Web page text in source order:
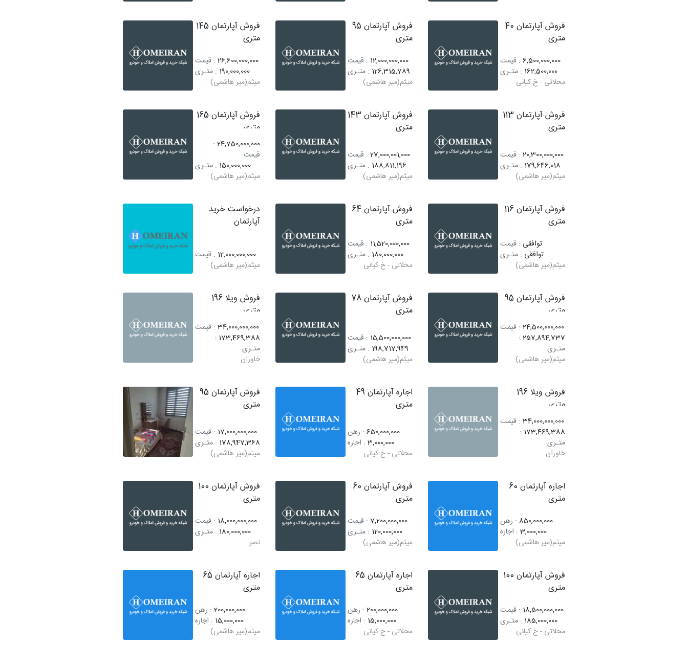
فروش آپارتمان 40
متری
6,500,000,000 : قیمت
162,500,000 : متـری
محلاتی - خ کیانی
فروش آپارتمان 95
متری
12,000,000,000 : قیمت
126,315,789 : متـری
میثم(میر هاشمی)
فروش آپارتمان 145
متری
26,600,000,000 : قیمت
190,000,000 : متـری
میثم(میر هاشمی)
فروش آپارتمان 113
متری
20,300,000,000 : قیمت
179,646,018 : متـری
میثم(میر هاشمی)
فروش آپارتمان 143
متری
27,000,001,000 : قیمت
188,811,196 : متـری
میثم(میر هاشمی)
فروش آپارتمان 165
متری
24,750,000,000
:
قیمت
150,000,000 : متـری
میثم(میر هاشمی)
فروش آپارتمان 116
متری
توافقی : قیمت
توافقی : متـری
میثم(میر هاشمی)
فروش آپارتمان 64
متری
11,520,000,000 : قیمت
180,000,000 : متـری
محلاتی - خ کیانی
درخواست خرید
آپارتمان
12,000,000,000 : قیمت
میثم(میر هاشمی)
فروش آپارتمان 95
متری
24,500,000,000 : قیمت
257,894,737
:
متـری
میثم(میر هاشمی)
فروش آپارتمان 78
متری
15,500,000,000 : قیمت
198,717,949 : متـری
میثم(میر هاشمی)
فروش ویلا 196
متری
34,000,000,000 : قیمت
173,469,388
:
متـری
خاوران
فروش ویلا 196
متری
34,000,000,000 : قیمت
173,469,388
:
متـری
خاوران
اجاره آپارتمان 49
متری
650,000,000 : رهن
3,000,000 : اجاره
محلاتی - خ کیانی
فروش آپارتمان 95
متری
17,000,000,000 : قیمت
178,947,368 : متـری
میثم(میر هاشمی)
اجاره آپارتمان 60
متری
850,000,000 : رهن
3,000,000 : اجاره
میثم(میر هاشمی)
فروش آپارتمان 60
متری
7,200,000,000 : قیمت
120,000,000 : متـری
میثم(میر هاشمی)
فروش آپارتمان 100
متری
18,000,000,000 : قیمت
180,000,000 : متـری
نصر
فروش آپارتمان 100
متری
18,500,000,000 : قیمت
185,000,000 : متـری
محلاتی - خ کیانی
اجاره آپارتمان 65
متری
200,000,000 : رهن
15,000,000 : اجاره
محلاتی - خ کیانی
اجاره آپارتمان 65
متری
200,000,000 : رهن
15,000,000 : اجاره
میثم(میر هاشمی)